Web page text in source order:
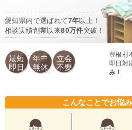
愛知県内で選ばれて7年以上！
相談実績創業以来80万件突破！
最短
即日
年中
無休
立会
不要
豊根村
即日対
み！
こんなことでお悩